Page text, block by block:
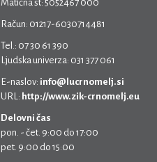
Matična št: 5052467 000
Račun: 01217-6030714481
Tel.: 07 30 61 390
Ljudska univerza: 031 377 061
E-naslov: info@lucrnomelj.si
URL: http://www.zik-crnomelj.eu
Delovni čas
pon. - čet. 9:00 do 17:00
pet. 9:00 do 15:00